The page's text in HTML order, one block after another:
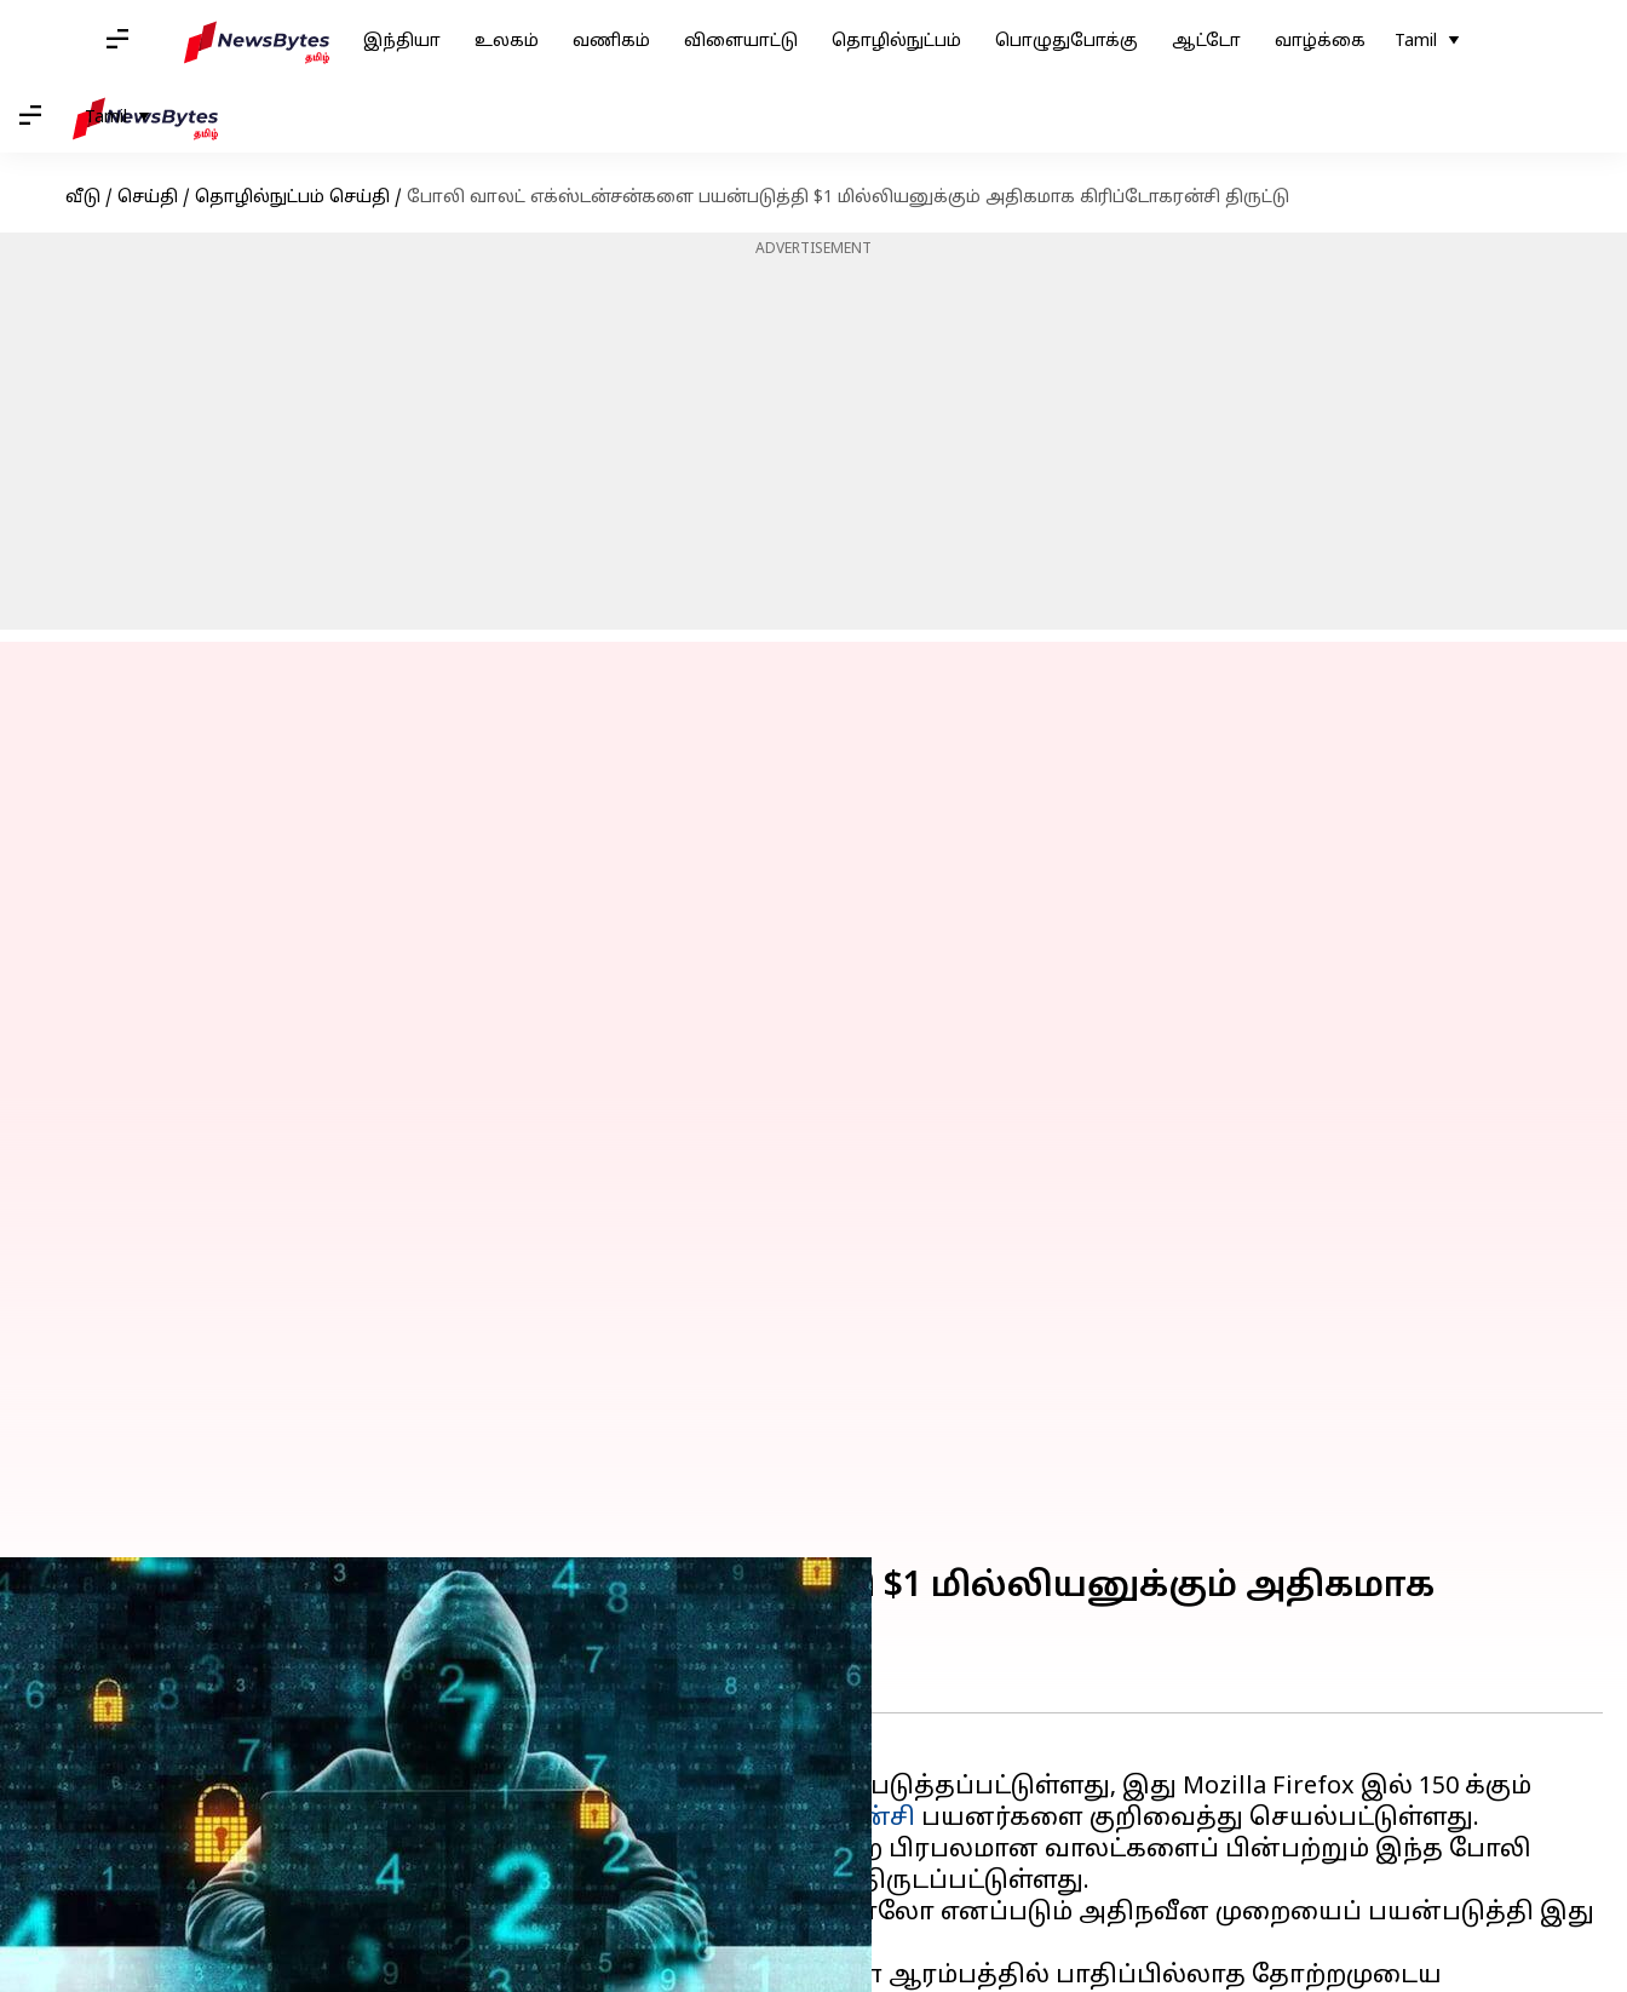
இந்தியா உலகம் வணிகம் விளையாட்டு தொழில்நுட்பம் பொழுதுபோக்கு ஆட்டோ வாழ்க்கை Tamil
Tamil
வீடு / செய்தி / தொழில்நுட்பம் செய்தி / போலி வாலட் எக்ஸ்டன்சன்களை பயன்படுத்தி $1 மில்லியனுக்கும் அதிகமாக கிரிப்டோகரன்சி திருட்டு
ADVERTISEMENT
போலி வாலட் எக்ஸ்டன்சன்களை பயன்படுத்தி $1 மில்லியனுக்கும் அதிகமாக
கிரிப்டோகரன்சி திருட்டு
எழுதியவர் Sekar Chinnappan Aug 11, 2025 11:15 am
செய்தி முன்னோட்டம்
GreedyBear என்ற பெரிய அளவிலானசைபர் கிரைம் மோடி அம்பலப்படுத்தப்பட்டுள்ளது, இது Mozilla Firefox இல் 150 க்கும்
மேற்பட்ட மோசடியான பிரவுசர் எக்ஸ்டன்சன்கள் மூலம்கிரிப்டோகரன்சி பயனர்களை குறிவைத்து செயல்பட்டுள்ளது.
இதன் மூலம் MetaMask, TronLink, Exodus மற்றும் Rabby Wallet போன்ற பிரபலமான வாலட்களைப் பின்பற்றும் இந்த போலி
துணை நிரல்கள், $1 மில்லியனுக்கும் அதிகமான கிரிப்டோகரன்சி திருடப்பட்டுள்ளது.
கோய் செக்யூரிட்டியின் பாதுகாப்பு நிபுணர்கள் எக்ஸ்டென்ஷன் ஹாலோ எனப்படும் அதிநவீன முறையைப் பயன்படுத்தி இது
நடந்துள்ளதாக வெளிப்படுத்தி உள்ளனர்.
பயனர்களின் நம்பிக்கையைப் பெற சைபர் கிரைம் மோசடியாளர்கள் ஆரம்பத்தில் பாதிப்பில்லாத தோற்றமுடைய